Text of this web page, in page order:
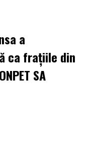
a
ca frațiile din
SA